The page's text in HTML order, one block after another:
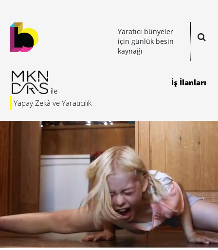
Yaratıcı bünyeler
için günlük besin
kaynağı
Yapay Zekâ ve Yaratıcılık
İş İlanları